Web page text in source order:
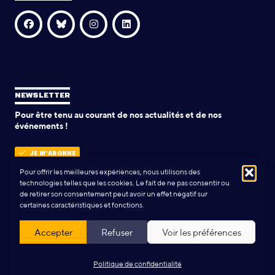
Pour offrir les meilleures expériences, nous utilisons des
technologies telles que les cookies. Le fait de ne pas consentir ou
de retirer son consentement peut avoir un effet négatif sur
certaines caractéristiques et fonctions.
Accepter Refuser Voir les préférences
Politique de confidentialité
NEWSLETTER
Pour être tenu au courant de nos actualités et de nos
événements !
JE M'ABONNE
POLITIQUE DE CONFIDENTIALITÉ
Thibaut Caroli